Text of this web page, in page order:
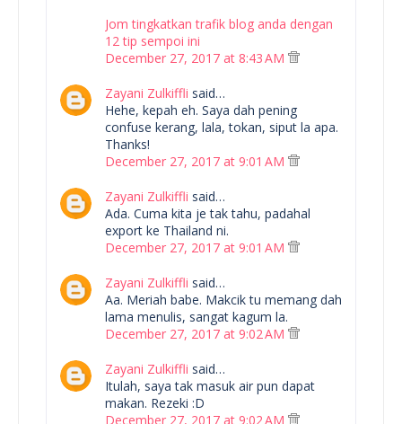
Jom tingkatkan trafik blog anda dengan
12 tip sempoi ini
December 27, 2017 at 8:43 AM
Zayani Zulkiffli said…
Hehe, kepah eh. Saya dah pening
confuse kerang, lala, tokan, siput la apa.
Thanks!
December 27, 2017 at 9:01 AM
Zayani Zulkiffli said…
Ada. Cuma kita je tak tahu, padahal
export ke Thailand ni.
December 27, 2017 at 9:01 AM
Zayani Zulkiffli said…
Aa. Meriah babe. Makcik tu memang dah
lama menulis, sangat kagum la.
December 27, 2017 at 9:02 AM
Zayani Zulkiffli said…
Itulah, saya tak masuk air pun dapat
makan. Rezeki :D
December 27, 2017 at 9:02 AM